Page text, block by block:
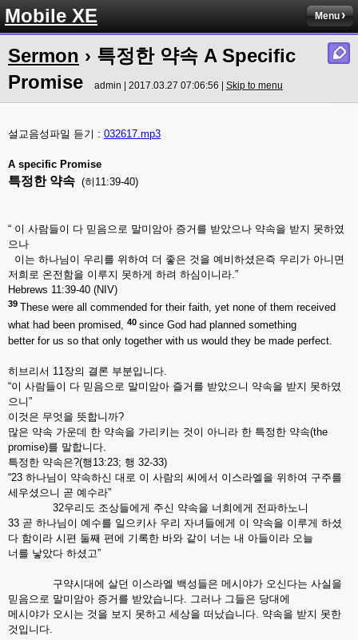
Mobile XE Menu
Sermon › 특정한 약속 A Specific
Promise
admin | 2017.03.27 07:06:56 | Skip to menu
설교음성파일 듣기 : 032617.mp3
A specific Promise
특정한 약속 (히11:39-40)
“ 이 사람들이 다 믿음으로 말미암아 증거를 받았으나 약속을 받지 못하였
으나
이는 하나님이 우리를 위하여 더 좋은 것을 예비하셨은즉 우리가 아니면
저희로 온전함을 이루지 못하게 하려 하심이니라.”
Hebrews 11:39-40 (NIV)
39 These were all commended for their faith, yet none of them received
what had been promised, 40 since God had planned something
better for us so that only together with us would they be made perfect.
히브리서 11장의 결론 부분입니다.
“이 사람들이 다 믿음으로 말미암아 즐거를 받았으니 약속을 받지 못하였
으니”
이것은 무엇을 뜻합니까?
많은 약속 가운데 한 약속을 가리키는 것이 아니라 한 특정한 약속(the
promise)를 말합니다.
특정한 약속은?(행13:23; 행 32-33)
“23 하나님이 약속하신 대로 이 사람의 씨에서 이스라엘을 위하여 구주를
세우셨으니 곧 예수라”
32우리도 조상들에게 주신 약속을 너희에게 전파하노니
33 곧 하나님이 예수를 일으키사 우리 자녀들에게 이 약속을 이루게 하셨
다 함이라 시편 둘째 편에 기록한 바와 같이 너는 내 아들이라 오늘
너를 낳았다 하셨고”
구약시대에 살던 이스라엘 백성들은 메시야가 오신다는 사실을
믿음으로 말미암아 증거를 받았습니다. 그러나 그들은 당대에
메시야가 오시는 것을 보지 못하고 세상을 떠났습니다. 약속을 받지 못한
것입니다.